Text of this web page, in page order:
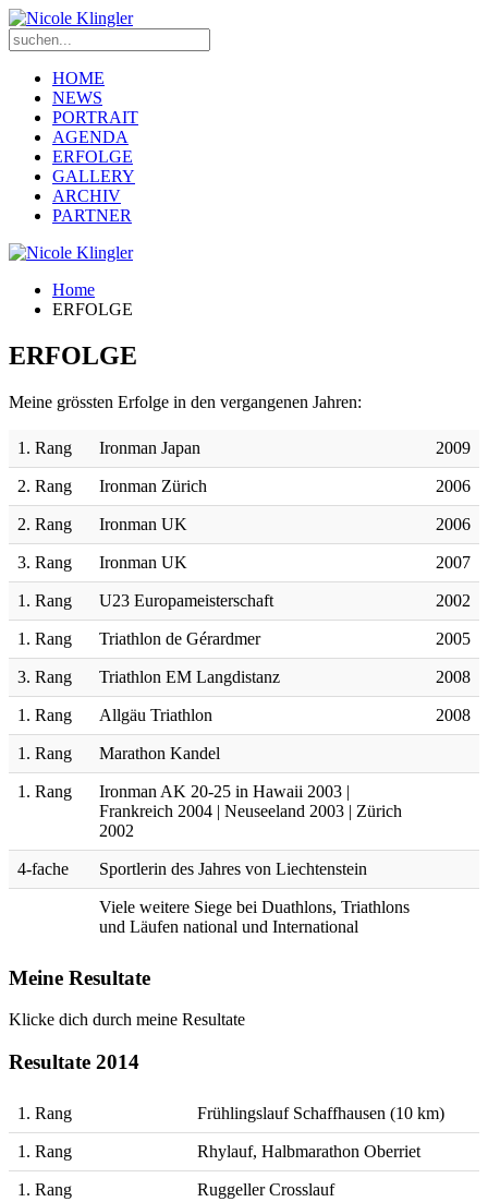
HOME
NEWS
PORTRAIT
AGENDA
ERFOLGE
GALLERY
ARCHIV
PARTNER
Home
ERFOLGE
ERFOLGE
Meine grössten Erfolge in den vergangenen Jahren:
1. Rang Ironman Japan 2009
2. Rang Ironman Zürich 2006
2. Rang Ironman UK 2006
3. Rang Ironman UK 2007
1. Rang U23 Europameisterschaft 2002
1. Rang Triathlon de Gérardmer 2005
3. Rang Triathlon EM Langdistanz 2008
1. Rang Allgäu Triathlon 2008
1. Rang Marathon Kandel
1. Rang
Ironman AK 20-25 in Hawaii 2003 |
Frankreich 2004 | Neuseeland 2003 | Zürich
2002
4-fache Sportlerin des Jahres von Liechtenstein
Viele weitere Siege bei Duathlons, Triathlons
und Läufen national und International
Meine Resultate
Klicke dich durch meine Resultate
Resultate 2014
1. Rang Frühlingslauf Schaffhausen (10 km)
1. Rang Rhylauf, Halbmarathon Oberriet
1. Rang Ruggeller Crosslauf